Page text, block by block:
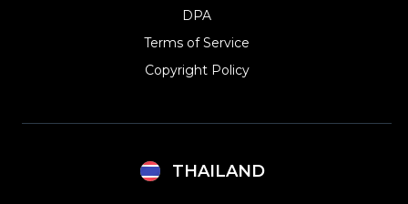
DPA
Terms of Service
Copyright Policy‎
THAILAND